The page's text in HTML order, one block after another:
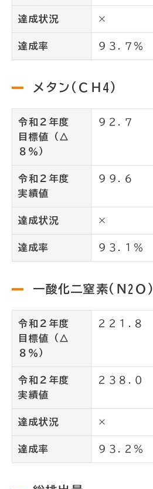
達成状況 ×
達成率 ９３.７％
メタン(ＣＨ4)
令和２年度
目標値（△
８％）
９２.７
令和２年度
実績値
９９.６
達成状況 ×
達成率 ９３.１％
一酸化二窒素(Ｎ2Ｏ)
令和２年度
目標値（△
８％）
２２１.８
令和２年度
実績値
２３８.０
達成状況 ×
達成率 ９３.２％